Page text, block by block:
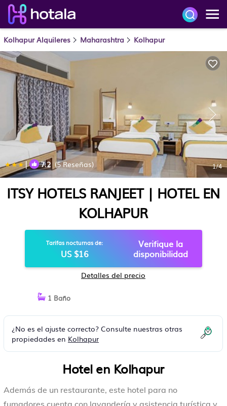
Kolhapur Alquileres Maharashtra Kolhapur
| 7.2(5 Reseñas) 1/4
ITSY HOTELS RANJEET | HOTEL EN
KOLHAPUR
Tarifas nocturnas de:
US $16
Verifique la
disponibilidad
Detalles del precio
1 Baño
¿No es el ajuste correcto? Consulte nuestras otras
propiedades en Kolhapur
Hotel en Kolhapur
Además de un restaurante, este hotel para no
fumadores cuenta con lavandería y asistencia turística y